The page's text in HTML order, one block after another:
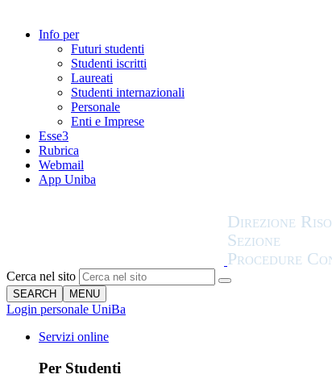
Info per
Futuri studenti
Studenti iscritti
Laureati
Studenti internazionali
Personale
Enti e Imprese
Esse3
Rubrica
Webmail
App Uniba
Cerca nel sito
SEARCH MENU
Login personale UniBa
Servizi online
Per Studenti